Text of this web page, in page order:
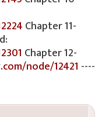
Chapter 11-
Chapter 12-
node/12421 ----